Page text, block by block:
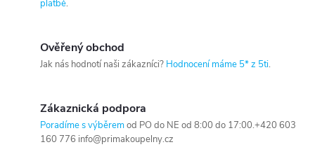
platbě.
Ověřený obchod
Jak nás hodnotí naši zákazníci? Hodnocení máme 5* z 5ti.
Zákaznická podpora
Poradíme s výběremod PO do NE od 8:00 do 17:00.+420 603
160 776 info@primakoupelny.cz